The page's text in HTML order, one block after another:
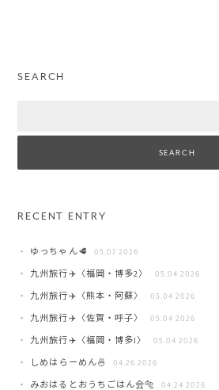
SEARCH
RECENT ENTRY
ゆっちゃん🥩 05.07 2026
九州旅行✈️〈福岡・博多2〉 05.04 2026
九州旅行✈️〈熊本・阿蘇〉 05.04 2026
九州旅行✈️〈佐賀・呼子〉 05.04 2026
九州旅行✈️〈福岡・博多1〉 05.04 2026
しめはらーめん🍜 04.26 2026
みおはるとおうちごはん会🐅 04.24 2026